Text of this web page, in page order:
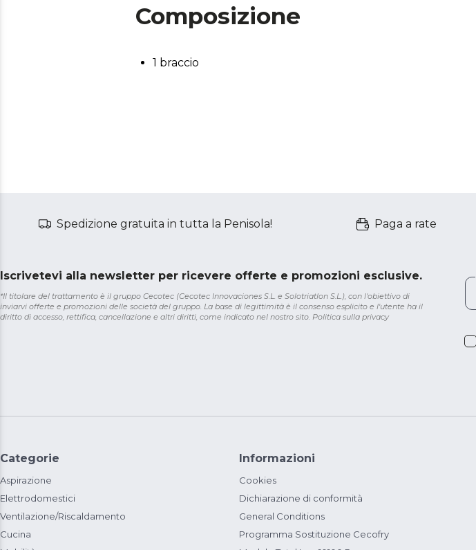
Composizione
1 braccio
Spedizione gratuita in tutta la Penisola! Paga a rate
Iscrivetevi alla newsletter per ricevere offerte e promozioni esclusive.
*Il titolare del trattamento è il gruppo Cecotec (Cecotec Innovaciones S.L. e Solotriatlon S.L.), con l'obiettivo di
inviarvi offerte e promozioni delle società del gruppo. La base di legittimità è il consenso esplicito e l'utente ha il
diritto di accesso, rettifica, cancellazione e altri diritti, come indicato nel nostro sito. Politica sulla privacy
Categorie
Aspirazione
Elettrodomestici
Ventilazione/Riscaldamento
Cucina
Informazioni
Cookies
Dichiarazione di conformità
General Conditions
Programma Sostituzione Cecofry